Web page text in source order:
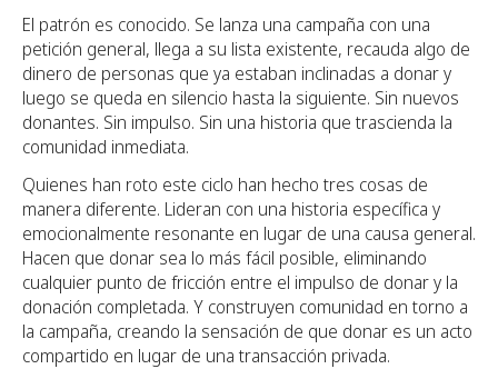
El patrón es conocido. Se lanza una campaña con una
petición general, llega a su lista existente, recauda algo de
dinero de personas que ya estaban inclinadas a donar y
luego se queda en silencio hasta la siguiente. Sin nuevos
donantes. Sin impulso. Sin una historia que trascienda la
comunidad inmediata.
Quienes han roto este ciclo han hecho tres cosas de
manera diferente. Lideran con una historia específica y
emocionalmente resonante en lugar de una causa general.
Hacen que donar sea lo más fácil posible, eliminando
cualquier punto de fricción entre el impulso de donar y la
donación completada. Y construyen comunidad en torno a
la campaña, creando la sensación de que donar es un acto
compartido en lugar de una transacción privada.